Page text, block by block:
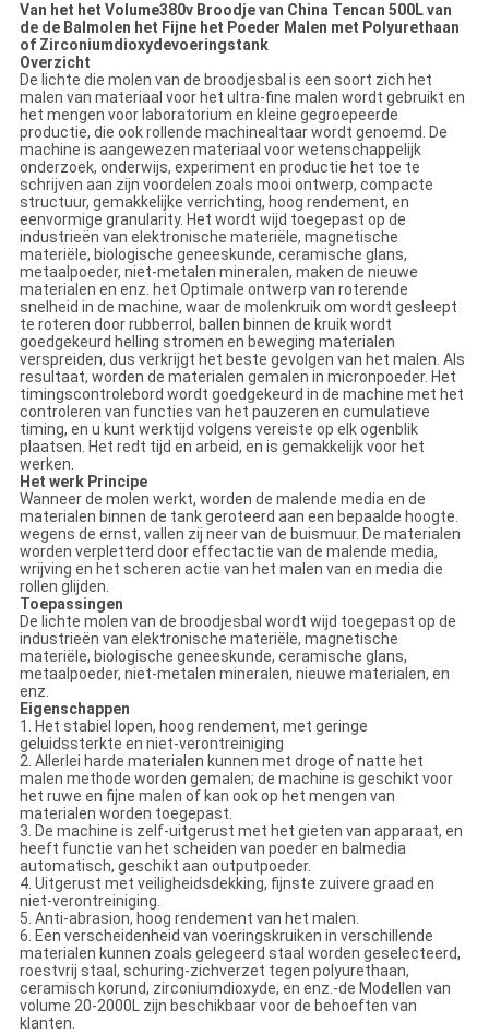
Van het het Volume380v Broodje van China Tencan 500L van
de de Balmolen het Fijne het Poeder Malen met Polyurethaan
of Zirconiumdioxydevoeringstank
Overzicht
De lichte die molen van de broodjesbal is een soort zich het
malen van materiaal voor het ultra-fine malen wordt gebruikt en
het mengen voor laboratorium en kleine gegroepeerde
productie, die ook rollende machinealtaar wordt genoemd. De
machine is aangewezen materiaal voor wetenschappelijk
onderzoek, onderwijs, experiment en productie het toe te
schrijven aan zijn voordelen zoals mooi ontwerp, compacte
structuur, gemakkelijke verrichting, hoog rendement, en
eenvormige granularity. Het wordt wijd toegepast op de
industrieën van elektronische materiële, magnetische
materiële, biologische geneeskunde, ceramische glans,
metaalpoeder, niet-metalen mineralen, maken de nieuwe
materialen en enz. het Optimale ontwerp van roterende
snelheid in de machine, waar de molenkruik om wordt gesleept
te roteren door rubberrol, ballen binnen de kruik wordt
goedgekeurd helling stromen en beweging materialen
verspreiden, dus verkrijgt het beste gevolgen van het malen. Als
resultaat, worden de materialen gemalen in micronpoeder. Het
timingscontrolebord wordt goedgekeurd in de machine met het
controleren van functies van het pauzeren en cumulatieve
timing, en u kunt werktijd volgens vereiste op elk ogenblik
plaatsen. Het redt tijd en arbeid, en is gemakkelijk voor het
werken.
Het werk Principe
Wanneer de molen werkt, worden de malende media en de
materialen binnen de tank geroteerd aan een bepaalde hoogte.
wegens de ernst, vallen zij neer van de buismuur. De materialen
worden verpletterd door effectactie van de malende media,
wrijving en het scheren actie van het malen van en media die
rollen glijden.
Toepassingen
De lichte molen van de broodjesbal wordt wijd toegepast op de
industrieën van elektronische materiële, magnetische
materiële, biologische geneeskunde, ceramische glans,
metaalpoeder, niet-metalen mineralen, nieuwe materialen, en
enz.
Eigenschappen
1. Het stabiel lopen, hoog rendement, met geringe
geluidssterkte en niet-verontreiniging
2. Allerlei harde materialen kunnen met droge of natte het
malen methode worden gemalen; de machine is geschikt voor
het ruwe en fijne malen of kan ook op het mengen van
materialen worden toegepast.
3. De machine is zelf-uitgerust met het gieten van apparaat, en
heeft functie van het scheiden van poeder en balmedia
automatisch, geschikt aan outputpoeder.
4. Uitgerust met veiligheidsdekking, fijnste zuivere graad en
niet-verontreiniging.
5. Anti-abrasion, hoog rendement van het malen.
6. Een verscheidenheid van voeringskruiken in verschillende
materialen kunnen zoals gelegeerd staal worden geselecteerd,
roestvrij staal, schuring-zichverzet tegen polyurethaan,
ceramisch korund, zirconiumdioxyde, en enz.-de Modellen van
volume 20-2000L zijn beschikbaar voor de behoeften van
klanten.